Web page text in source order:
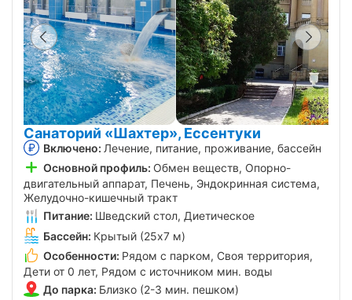
Санаторий «Шахтер», Ессентуки
Включено: Лечение, питание, проживание, бассейн
Основной профиль: Обмен веществ, Опорно-
двигательный аппарат, Печень, Эндокринная система,
Желудочно-кишечный тракт
Питание: Шведский стол, Диетическое
Бассейн: Крытый (25х7 м)
Особенности: Рядом с парком, Своя территория,
Дети от 0 лет, Рядом с источником мин. воды
До парка: Близко (2-3 мин. пешком)